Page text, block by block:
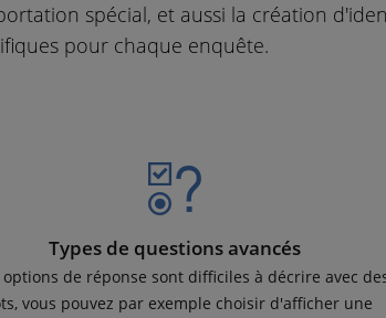
spécial, et aussi la création
pour chaque enquête.
Types de questions avancés
options de réponse sont difficiles à décrire avec
vous pouvez par exemple choisir d'afficher une